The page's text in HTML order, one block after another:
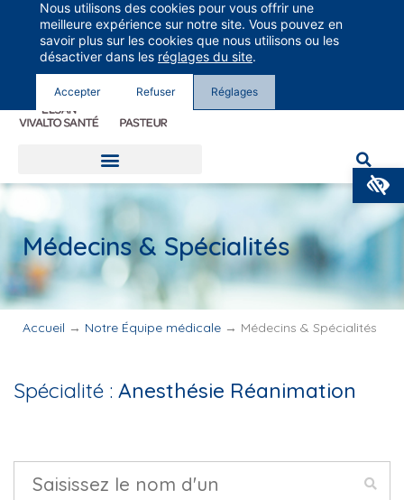
Groupe Vivalto Santé
Entre nous, la vie
Médecins & Spécialités
Accueil → Notre Équipe médicale → Médecins & Spécialités
Spécialité : Anesthésie Réanimation
Nous utilisons des cookies pour vous offrir une
meilleure expérience sur notre site. Vous pouvez en
savoir plus sur les cookies que nous utilisons ou les
désactiver dans les réglages du site.
Accepter Refuser Réglages